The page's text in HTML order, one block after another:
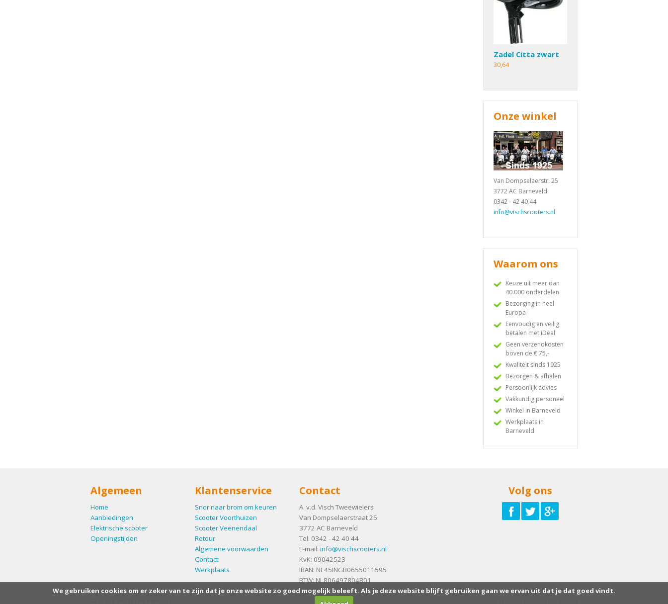
Zadel Citta zwart
30,64
Onze winkel
Van Dompselaerstr. 25
3772 AC Barneveld
0342 - 42 40 44
info@vischscooters.nl
Waarom ons
Keuze uit meer dan
40.000 onderdelen
Bezorging in heel
Europa
Eenvoudig en veilig
betalen met iDeal
Geen verzendkosten
boven de € 75,-
Kwaliteit sinds 1925
Bezorgen & afhalen
Persoonlijk advies
Vakkundig personeel
Winkel in Barneveld
Werkplaats in
Barneveld
Algemeen
Home
Aanbiedingen
Elektrische scooter
Openingstijden
Klantenservice
Snor naar brom om keuren
Scooter Voorthuizen
Scooter Veenendaal
Retour
Algemene voorwaarden
Contact
Werkplaats
Contact
A. v.d. Visch Tweewielers
Van Dompselaerstraat 25
3772 AC Barneveld
Tel: 0342 - 42 40 44
E-mail: info@vischscooters.nl
KvK: 09042523
IBAN: NL45INGB0655011595
BTW: NL806497804B01
Volg ons
We gebruiken cookies om er zeker van te zijn dat je onze website zo goed mogelijk beleeft. Als je deze website blijft gebruiken gaan we ervan uit dat je dat goed vindt.